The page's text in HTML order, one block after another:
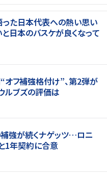
った日本代表への熱い思い
と日本のバスケが良くなって
オフ補強格付け”、第2弾が
ルブズの評価は
強が続くナゲッツ…ロニ
1年契約に合意